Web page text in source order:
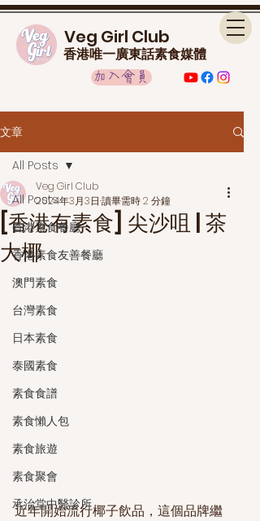
Veg Girl Club
香港唯一廣東話素食媒體
加入會員
文章
All Posts
香港素食餐廳
香港素食友善餐廳
澳門素食
台灣素食
日本素食
泰國素食
素食食譜
素食懶人包
素食旅遊
素食聚會
承治堂中醫診所
All Posts
[香港有素食] 尖沙咀 | 茶
大椰
Veg Girl Club
2024年3月3日 讀畢需時 2 分鐘
近年開始流行椰子飲品，這個品牌繼